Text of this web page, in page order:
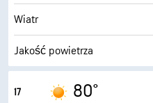
AccuLumen Brightness Index™
Zachmurzenie
Wiatr
Jakość powietrza
Maksymalny wskaźnik UV
17 80°